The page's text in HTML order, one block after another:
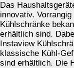
Das
innovativ.
Kühlschränke
erhältlich sind.
Instaview
klassische Kühl-
sind erhältlich. Die